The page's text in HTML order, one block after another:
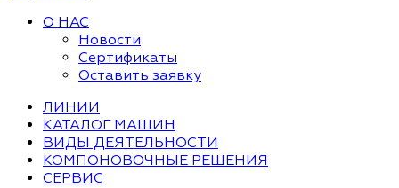
О НАС
Новости
Сертификаты
Оставить заявку
ЛИНИИ
КАТАЛОГ МАШИН
ВИДЫ ДЕЯТЕЛЬНОСТИ
КОМПОНОВОЧНЫЕ РЕШЕНИЯ
СЕРВИС